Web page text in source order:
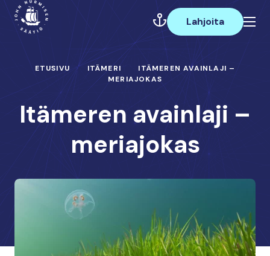
Hyppää
sisältöön
Päävalikko
Lahjoita
ETUSIVU ITÄMERI
ITÄMEREN AVAINLAJI –
MERIAJOKAS
Itämeren avainlaji –
meriajokas